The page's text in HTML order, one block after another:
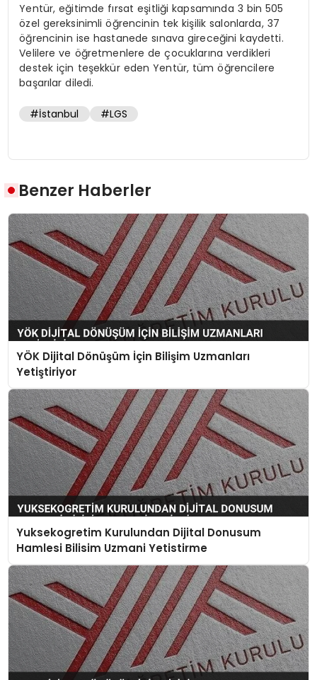
Yentür, eğitimde fırsat eşitliği kapsamında 3 bin 505
özel gereksinimli öğrencinin tek kişilik salonlarda, 37
öğrencinin ise hastanede sınava gireceğini kaydetti.
Velilere ve öğretmenlere de çocuklarına verdikleri
destek için teşekkür eden Yentür, tüm öğrencilere
başarılar diledi.
#İstanbul #LGS
Benzer Haberler
YÖK Dijital Dönüşüm İçin Bilişim Uzmanları
Yetiştiriyor
Yuksekogretim Kurulundan Dijital Donusum
Hamlesi Bilisim Uzmani Yetistirme